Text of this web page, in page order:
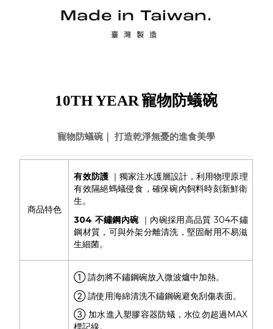
10TH YEAR 寵物防蟻碗
寵物防蟻碗｜ 打造乾淨無憂的進食美學
商品特色
有效防護 ｜ 獨家注水護層設計，利用物理原理
有效隔絕螞蟻侵食，確保碗內飼料時刻新鮮衛
生。
304 不鏽鋼內碗
｜ 內碗採用高品質 304不鏽
鋼材質，可與外架分離清洗，堅固耐用不易滋
生細菌。
① 請勿將不鏽鋼碗放入微波爐中加熱。
② 請使用海綿清洗不鏽鋼碗避免刮傷表面。
③ 加水進入塑膠容器防蟻，水位勿超過MAX
標記線。